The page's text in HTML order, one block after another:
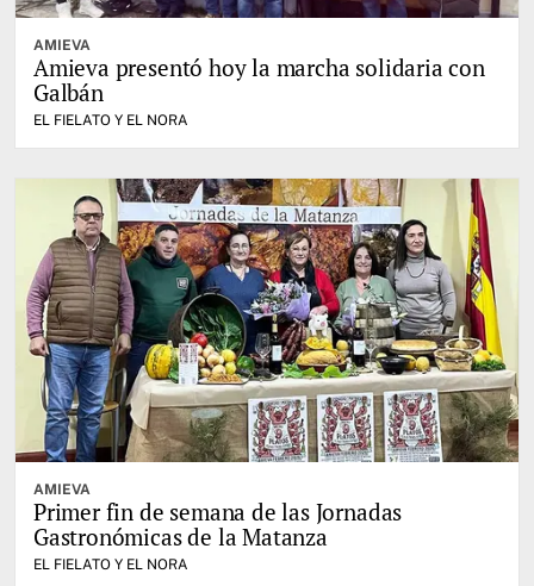
AMIEVA
Amieva presentó hoy la marcha solidaria con
Galbán
EL FIELATO Y EL NORA
AMIEVA
Primer fin de semana de las Jornadas
Gastronómicas de la Matanza
EL FIELATO Y EL NORA